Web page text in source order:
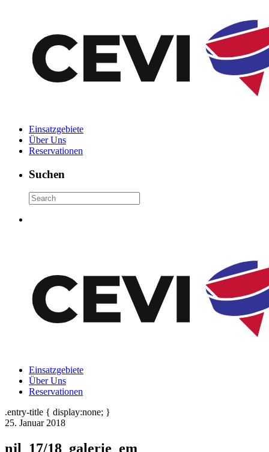
Einsatzgebiete
Über Uns
Reservationen
Suchen
Einsatzgebiete
Über Uns
Reservationen
.entry-title { display:none; }
25. Januar 2018
njl_17/18_galerie_em